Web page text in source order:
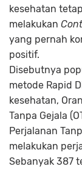
kesehatan tetap
melakukan
yang pernah
positif.
Disebutnya
metode Rapid
kesehatan,
Tanpa Gejala
Perjalanan
melakukan
Sebanyak 387